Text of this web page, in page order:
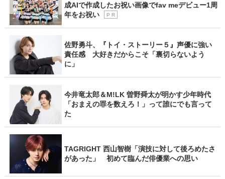
成AIで作成したお祝い画像でfav meデビュー1周
年をお祝い
P R
佐野勇斗、『トイ・ストーリー５』声優に強い
責任感 大好きだからこそ「裏切らないよう
に」
今井竜太郎＆M!LK 曽野舜太が明かす少年時代
「おまえの罪を数えろ！」って誰にでも言って
た
TAGRIGHT 西山智樹「演技に対して後ろめたさ
があった」 初めて臨んだ俳優業への思い